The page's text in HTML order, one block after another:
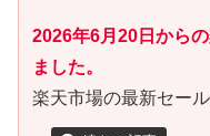
2026年6月20日から
ました。
楽天市場の最新セー